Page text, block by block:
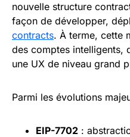
nouvelle structure
façon de développer,
contracts. À terme, cette
des comptes intelligents,
une UX de niveau grand
Parmi les évolutions
EIP-7702 :